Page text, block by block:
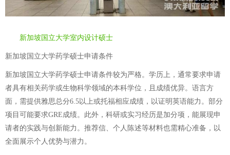
新加坡国立大学室内设计硕士
新加坡国立大学药学硕士申请条件
新加坡国立大学药学硕士申请条件较为严格。学历上，通常要求申请
者具有相关药学或生物科学领域的本科学位，且成绩优异。语言方
面，需提供雅思总分6.5以上或托福相应成绩，以证明英语能力。部分
项目可能要求GRE成绩。此外，科研或实习经历是加分项，能展现申
请者的实践与创新能力。推荐信、个人陈述等材料也需精心准备，以
全面展示个人优势与潜力。